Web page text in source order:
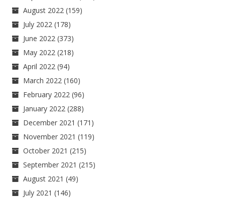
August 2022 (159)
July 2022 (178)
June 2022 (373)
May 2022 (218)
April 2022 (94)
March 2022 (160)
February 2022 (96)
January 2022 (288)
December 2021 (171)
November 2021 (119)
October 2021 (215)
September 2021 (215)
August 2021 (49)
July 2021 (146)